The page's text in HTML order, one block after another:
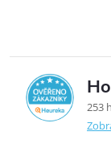
5,0
253